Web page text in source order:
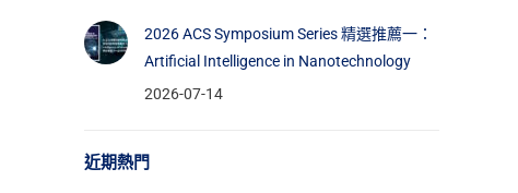
2026 ACS Symposium Series 精選推薦一：
Artificial Intelligence in Nanotechnology
2026-07-14
近期熱門